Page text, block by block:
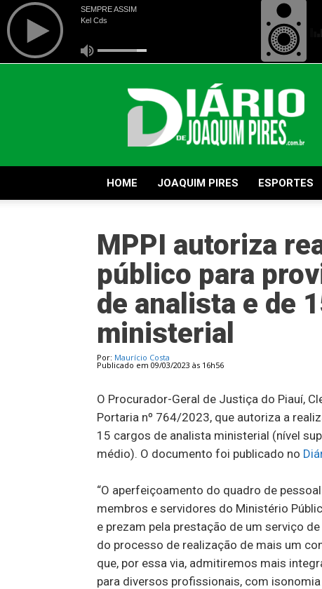
Diário
de
Joaquim
Pires
HOME JOAQUIM PIRES ESPORTES
MPPI autoriza
público para
de analista e de
ministerial
Por: Maurício Costa
Publicado em 09/03/2023 às 16h56
O Procurador-Geral de Justiça do Piauí,
Portaria nº 764/2023, que autoriza a
15 cargos de analista ministerial (nível
médio). O documento foi publicado no
“O aperfeiçoamento do quadro de
membros e servidores do Ministério
e prezam pela prestação de um serviço
do processo de realização de mais um
que, por essa via, admitiremos mais
para diversos profissionais, com